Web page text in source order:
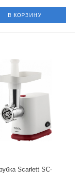
В КОРЗИНУ
Scarlett SC-